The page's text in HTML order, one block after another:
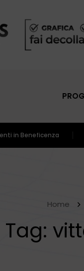
in Beneficenza
Home
Tag: